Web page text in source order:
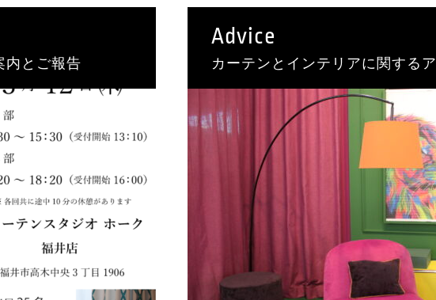
内とご報告
Advice
カーテンとインテリアに関する